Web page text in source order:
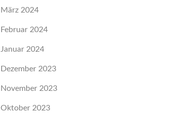
März 2024
Februar 2024
Januar 2024
Dezember 2023
November 2023
Oktober 2023